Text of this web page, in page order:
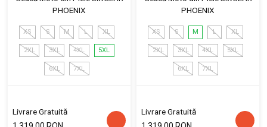
PHOENIX
XS S M L XL
2XL 3XL 4XL 5XL
6XL 7XL
Livrare Gratuită
PHOENIX
XS S M L XL
2XL 3XL 4XL 5XL
6XL 7XL
Livrare Gratuită